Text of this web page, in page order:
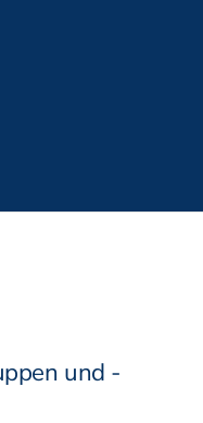
und -